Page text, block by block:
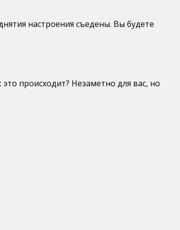
настроения съедены. Вы будете
происходит? Незаметно для вас, но